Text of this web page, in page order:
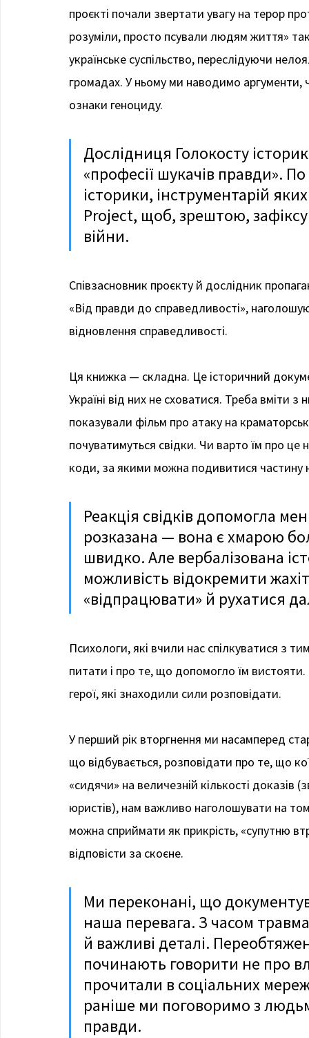
проєкті почали звертати увагу на терор
розуміли, просто псували людям життя»
українське суспільство, переслідуючи
громадах. У ньому ми наводимо
ознаки геноциду.
Дослідниця Голокосту
«професії шукачів правди».
історики, інструментарій
Project, щоб, зрештою,
війни.
Співзасновник проєкту й дослідник
«Від правди до справедливості»,
відновлення справедливості.
Ця книжка — складна. Це історичний
Україні від них не сховатися. Треба
показували фільм про атаку на
почуватимуться свідки. Чи варто їм про
коди, за якими можна подивитися частину
Реакція свідків допомогла
розказана — вона є хмарою
швидко. Але вербалізована
можливість відокремити
«відпрацювати» й рухатися
Психологи, які вчили нас спілкуватися з
питати і про те, що допомогло їм
герої, які знаходили сили розповідати.
У перший рік вторгнення ми насамперед
що відбувається, розповідати про те, що
«сидячи» на величезній кількості доказів
юристів), нам важливо наголошувати на
можна сприймати як прикрість, «супутню
відповісти за скоєне.
Ми переконані, що
наша перевага. З часом
й важливі деталі.
починають говорити не про
прочитали в соціальних
раніше ми поговоримо з
правди.